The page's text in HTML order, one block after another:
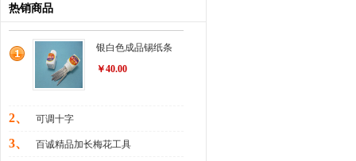
热销商品
银白色成品锡纸条
￥40.00
2、 可调十字
3、 百诚精品加长梅花工具